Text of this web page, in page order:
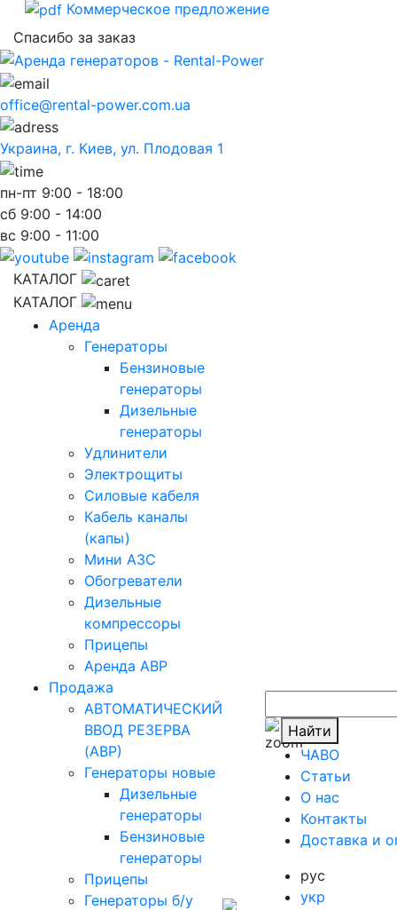
Коммерческое предложение
Спасибо за заказ
office@rental-power.com.ua
Украина, г. Киев, ул. Плодовая 1
пн-пт 9:00 - 18:00
сб 9:00 - 14:00
вс 9:00 - 11:00
КАТАЛОГ
КАТАЛОГ
Аренда
Генераторы
Бензиновые
генераторы
Дизельные
генераторы
Удлинители
Электрощиты
Силовые кабеля
Кабель каналы
(капы)
Мини АЗС
Обогреватели
Дизельные
компрессоры
Прицепы
Аренда АВР
Продажа
АВТОМАТИЧЕСКИЙ
ВВОД РЕЗЕРВА
(АВР)
Генераторы новые
Дизельные
генераторы
Бензиновые
генераторы
Прицепы
Генераторы б/у
Найти
ЧАВО
Cтатьи
O нас
Контакты
Доставка и
рус
укр